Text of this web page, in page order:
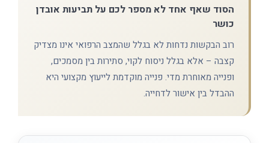
הסוד שאף אחד לא מספר לכם על תביעות אובדן
כושר
רוב הבקשות נדחות לא בגלל שהמצב הרפואי אינו מצדיק
קצבה – אלא בגלל ניסוח לקוי, סתירות בין מסמכים,
ופנייה מאוחרת מדי. פנייה מוקדמת לייעוץ מקצועי היא
ההבדל בין אישור לדחייה.